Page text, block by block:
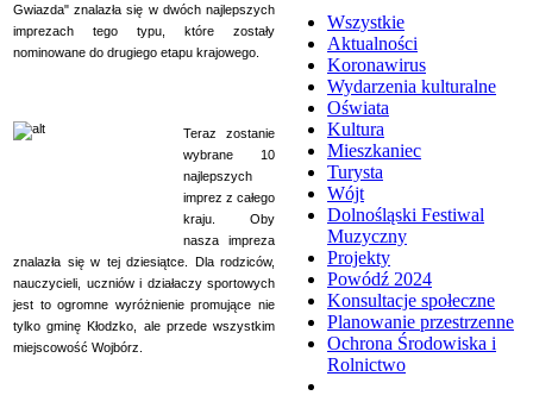
Gwiazda" znalazła się w dwóch najlepszych
imprezach tego typu, które zostały
nominowane do drugiego etapu krajowego.
Teraz zostanie
wybrane 10
najlepszych
imprez z całego
kraju. Oby
nasza impreza
znalazła się w tej dziesiątce. Dla rodziców,
nauczycieli, uczniów i działaczy sportowych
jest to ogromne wyróżnienie promujące nie
tylko gminę Kłodzko, ale przede wszystkim
miejscowość Wojbórz.
Wszystkie
Aktualności
Koronawirus
Wydarzenia kulturalne
Oświata
Kultura
Mieszkaniec
Turysta
Wójt
Dolnośląski Festiwal
Muzyczny
Projekty
Powódź 2024
Konsultacje społeczne
Planowanie przestrzenne
Ochrona Środowiska i
Rolnictwo